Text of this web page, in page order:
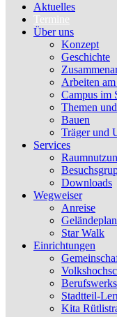
Aktuelles
Termine
Über uns
Konzept
Geschichte
Arbeiten
Campus im
Themen
Bauen
Träger und
Services
Downloads
Wegweiser
Anreise
Geländeplan
Star Walk
Einrichtungen
Stadtteil-
Kita